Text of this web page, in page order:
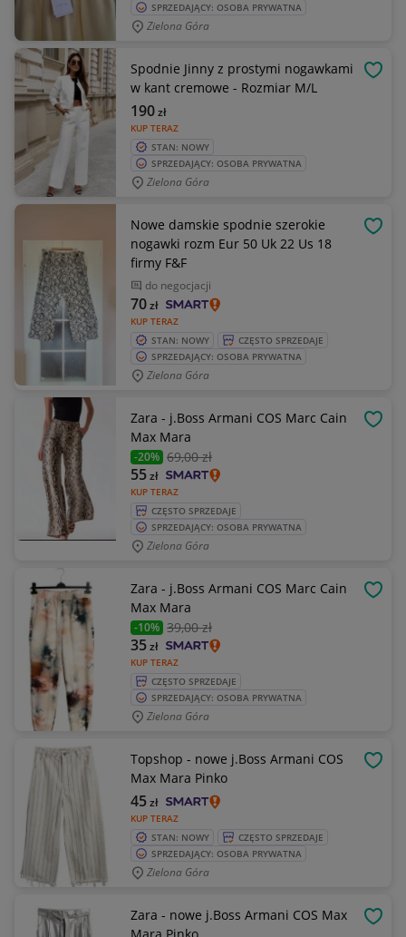
SPRZEDAJĄCY: OSOBA PRYWATNA
Zielona Góra
Spodnie Jinny z prostymi nogawkami
w kant cremowe - Rozmiar M/L
KUP TERAZ
190zł
STAN: NOWY
SPRZEDAJĄCY: OSOBA PRYWATNA
Zielona Góra
Nowe damskie spodnie szerokie
nogawki rozm Eur 50 Uk 22 Us 18
firmy F&F
do negocjacji
KUP TERAZ
70zł
STAN: NOWY
CZĘSTO SPRZEDAJE
SPRZEDAJĄCY: OSOBA PRYWATNA
Zielona Góra
Zara - j.Boss Armani COS Marc Cain
Max Mara
-20% 69,00 zł
KUP TERAZ
55zł
CZĘSTO SPRZEDAJE
SPRZEDAJĄCY: OSOBA PRYWATNA
Zielona Góra
Zara - j.Boss Armani COS Marc Cain
Max Mara
-10% 39,00 zł
KUP TERAZ
35zł
CZĘSTO SPRZEDAJE
SPRZEDAJĄCY: OSOBA PRYWATNA
Zielona Góra
Topshop - nowe j.Boss Armani COS
Max Mara Pinko
KUP TERAZ
45zł
STAN: NOWY
CZĘSTO SPRZEDAJE
SPRZEDAJĄCY: OSOBA PRYWATNA
Zielona Góra
Zara - nowe j.Boss Armani COS Max